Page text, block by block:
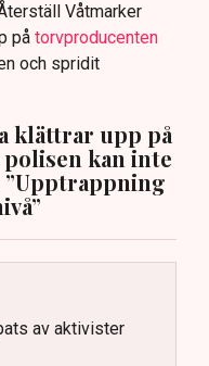
Våtmarker
på torvproducenten
och spridit
klättrar upp på
kan inte
”Upptrappning
av aktivister